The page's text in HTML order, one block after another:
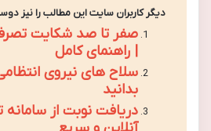
دیگر کاربران سایت این مطالب را نیز
صفر تا صد شکایت
| راهنمای کامل
سلاح های نیروی
بدانید
دریافت نوبت از سامانه